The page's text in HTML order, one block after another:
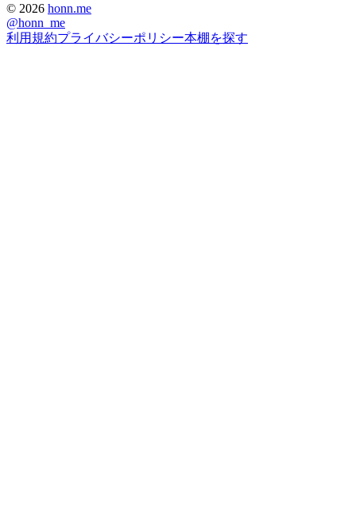
© 2026 honn.me
@honn_me
利用規約プライバシーポリシー本棚を探す